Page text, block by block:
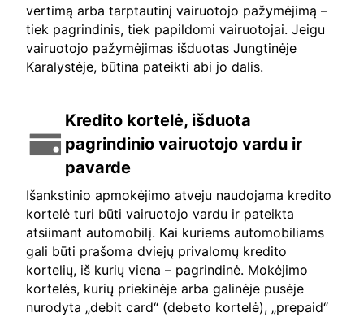
vertimą arba tarptautinį vairuotojo pažymėjimą –
tiek pagrindinis, tiek papildomi vairuotojai. Jeigu
vairuotojo pažymėjimas išduotas Jungtinėje
Karalystėje, būtina pateikti abi jo dalis.
Kredito kortelė, išduota
pagrindinio vairuotojo vardu ir
pavarde
Išankstinio apmokėjimo atveju naudojama kredito
kortelė turi būti vairuotojo vardu ir pateikta
atsiimant automobilį. Kai kuriems automobiliams
gali būti prašoma dviejų privalomų kredito
kortelių, iš kurių viena – pagrindinė. Mokėjimo
kortelės, kurių priekinėje arba galinėje pusėje
nurodyta „debit card“ (debeto kortelė), „prepaid“